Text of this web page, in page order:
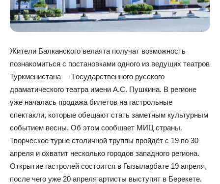
Жители Балканского велаята получат возможность
познакомиться с постановками одного из ведущих театров
Туркменистана — Государственного русского
драматического театра имени А.С. Пушкина. В регионе
уже началась продажа билетов на гастрольные
спектакли, которые обещают стать заметным культурным
событием весны. Об этом сообщает МИЦ страны.
Творческое турне столичной труппы пройдёт с 19 по 30
апреля и охватит несколько городов западного региона.
Открытие гастролей состоится в Гызыларбате 19 апреля,
после чего уже 20 апреля артисты выступят в Берекете.